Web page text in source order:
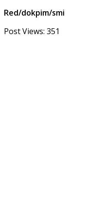
Red/dokpim/smi
Post Views: 351